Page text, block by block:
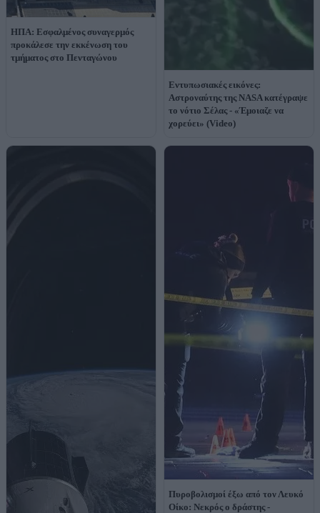
ΗΠΑ: Εσφαλμένος συναγερμός
προκάλεσε την εκκένωση του
τμήματος στο Πενταγώνου
Εντυπωσιακές εικόνες:
Αστροναύτης της NASA κατέγραψε
το νότιο Σέλας - «Έμοιαζε να
χορεύει» (Video)
Πυροβολισμοί έξω από τον Λευκό
Οίκο: Νεκρός ο δράστης -